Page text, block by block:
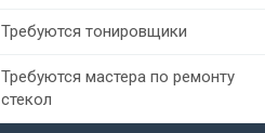
Требуются тонировщики
Требуются мастера по ремонту
стекол